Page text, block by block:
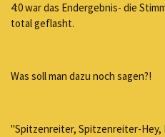
4:0 war das Endergebnis- die
total geflasht.
Was soll man dazu noch sagen?!
"Spitzenreiter, Spitzenreiter-Hey,